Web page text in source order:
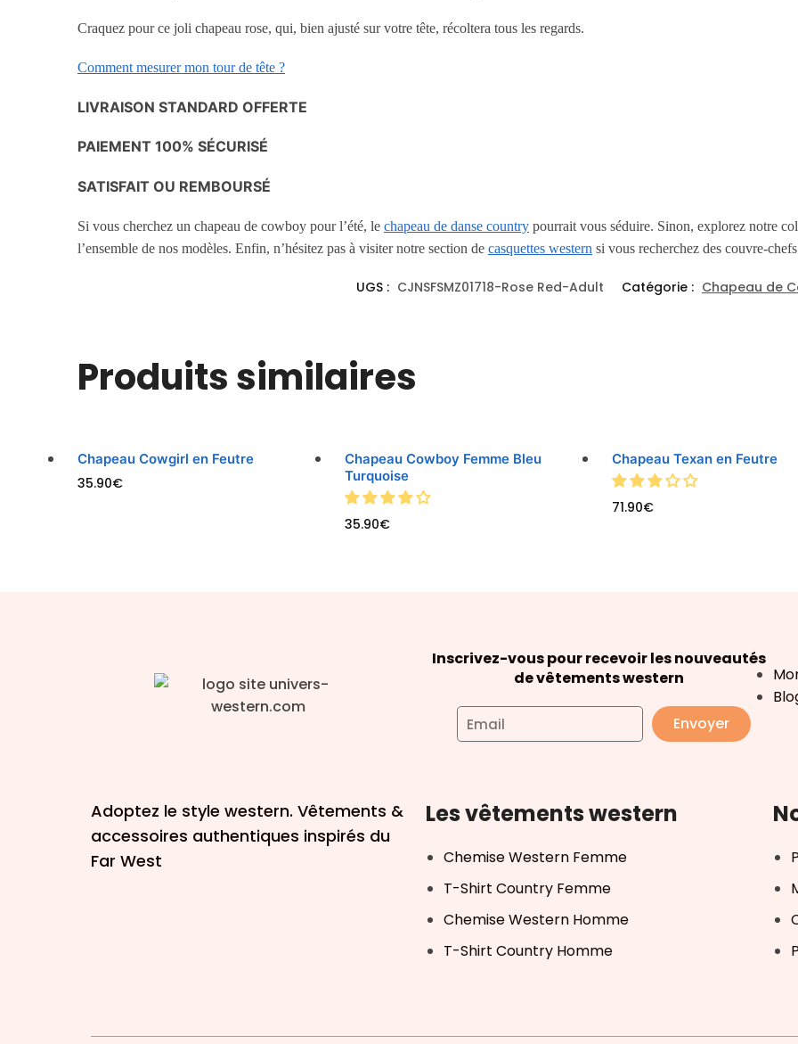
Craquez pour ce joli chapeau rose, qui, bien ajusté sur votre tête, récoltera tous les regards.
Comment mesurer mon tour de tête ?
LIVRAISON STANDARD OFFERTE
PAIEMENT 100% SÉCURISÉ
SATISFAIT OU REMBOURSÉ
Si vous cherchez un chapeau de cowboy pour l’été, lechapeau de danse country pourrait vous séduire. Sinon, explorez notre
l’ensemble de nos modèles. Enfin, n’hésitez pas à visiter notre section decasquettes western si vous recherchez des couvre-
UGS : CJNSFSMZ01718-Rose Red-Adult Catégorie : Chapeau de
Produits similaires
Chapeau Cowgirl en Feutre
35.90€
Chapeau Cowboy Femme Bleu
Turquoise
35.90€
Chapeau Texan en Feutre
71.90€
Inscrivez-vous pour recevoir les nouveautés
de vêtements western
Envoyer
Adoptez le style western. Vêtements &
accessoires authentiques inspirés du
Far West
Les vêtements western
Chemise Western Femme
T-Shirt Country Femme
Chemise Western Homme
T-Shirt Country Homme